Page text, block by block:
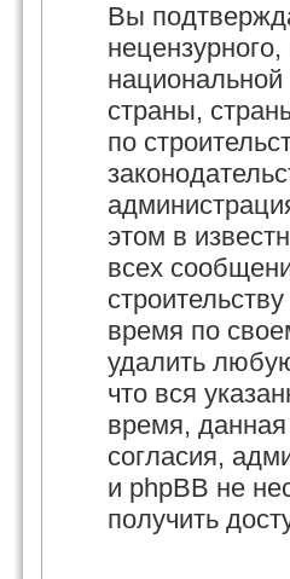
Вы
страны,
по
этом в
всех
время по
удалить
что вся
время,
согласия,
и phpBB не
получить